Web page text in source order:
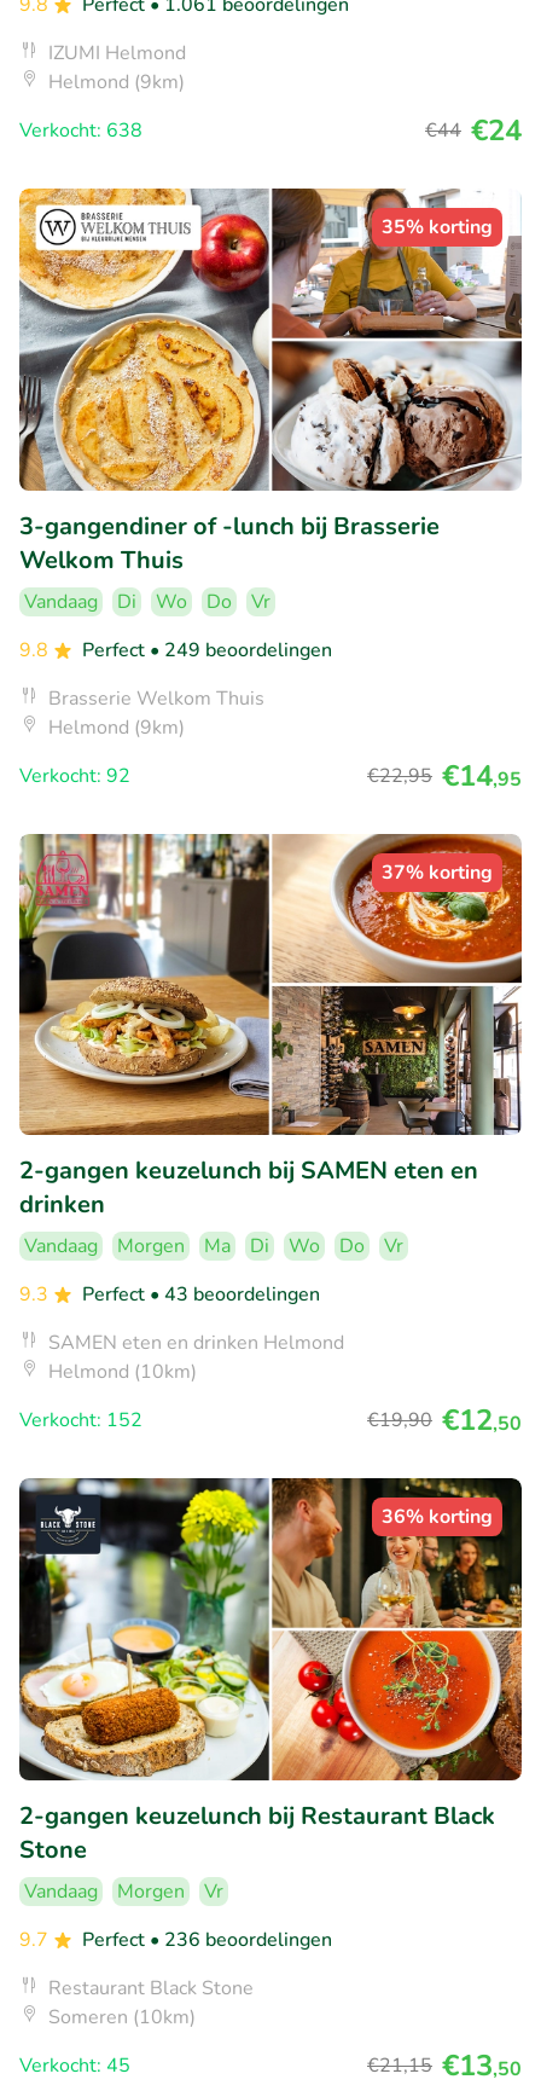
IZUMI Helmond
Helmond (9km)
Verkocht: 638
€44 €24
35% korting
3-gangendiner of -lunch bij Brasserie
Welkom Thuis
Vandaag Di Wo Do
Vr
9.8
Perfect • 249 beoordelingen
Brasserie Welkom Thuis
Helmond (9km)
Verkocht: 92
€22,95 €14,95
37% korting
2-gangen keuzelunch bij SAMEN eten en
drinken
Vandaag Morgen Ma Di Wo Do
Vr
9.3
Perfect • 43 beoordelingen
SAMEN eten en drinken Helmond
Helmond (10km)
Verkocht: 152
€19,90 €12,50
36% korting
2-gangen keuzelunch bij Restaurant Black
Stone
Vandaag Morgen
Vr
9.7
Perfect • 236 beoordelingen
Restaurant Black Stone
Someren (10km)
Verkocht: 45
€21,15 €13,50